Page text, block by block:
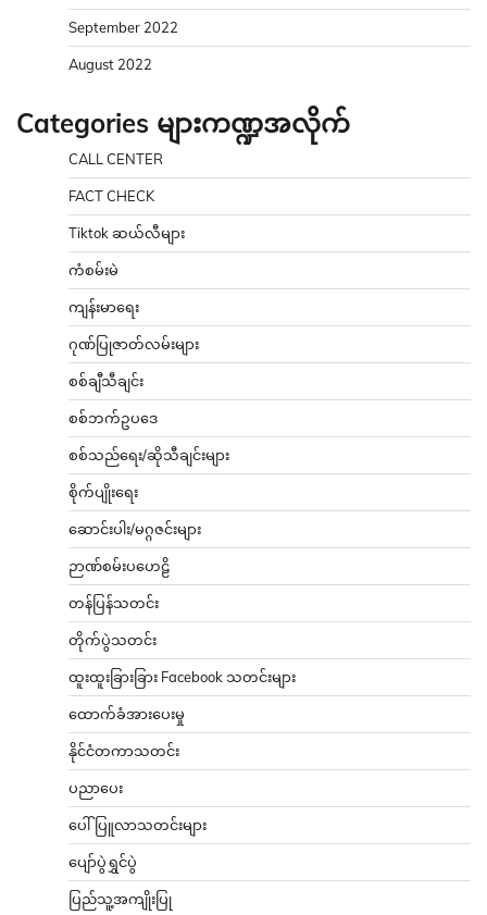
September 2022
August 2022
Categories များကဏ္ဍအလိုက်
CALL CENTER
FACT CHECK
Tiktok ဆယ်လီများ
ကံစမ်းမဲ
ကျန်းမာရေး
ဂုဏ်ပြုဇာတ်လမ်းများ
စစ်ချီသီချင်း
စစ်ဘက်ဥပဒေ
စစ်သည်ရေး/ဆိုသီချင်းများ
စိုက်ပျိုးရေး
ဆောင်းပါး/မဂ္ဂဇင်းများ
ဉာဏ်စမ်းပဟေဠိ
တန်ပြန်သတင်း
တိုက်ပွဲသတင်း
ထူးထူးခြားခြား Facebook သတင်းများ
ထောက်ခံအားပေးမှု
နိုင်ငံတကာသတင်း
ပညာပေး
ပေါ်ပြူလာသတင်းများ
ပျော်ပွဲရွှင်ပွဲ
ပြည်သူ့အကျိုးပြု